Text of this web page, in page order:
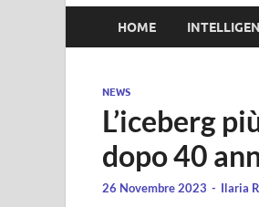
HOME
NEWS
L’iceberg
dopo 40
26 Novembre 2023 - Ilaria